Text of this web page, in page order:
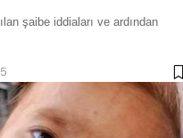
şaibe iddiaları ve ardından